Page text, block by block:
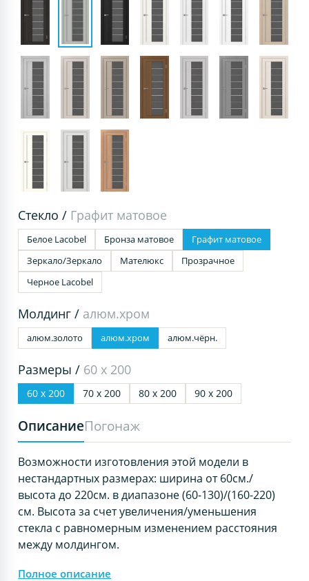
Стекло / Графит матовое
Белое Lacobel Бронза матовое
Графит матовое
Зеркало/Зеркало
Мателюкс
Прозрачное
Черное Lacobel
Молдинг / алюм.хром
алюм.золото алюм.хром алюм.чёрн.
Размеры / 60 х 200
60 х 200 70 х 200 80 х 200 90 х 200
ОписаниеПогонаж
Возможности изготовления этой модели в
нестандартных размерах: ширина от 60см./
высота до 220см. в диапазоне (60-130)/(160-220)
см. Высота за счет увеличения/уменьшения
стекла с равномерным изменением расстояния
между молдингом.
Полное описание